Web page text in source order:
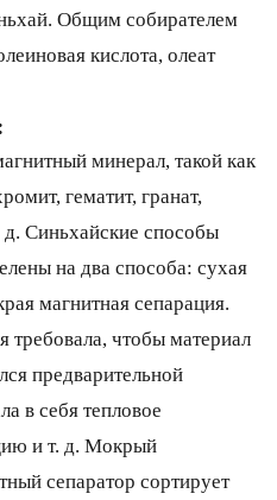
Общим собирателем
кислота, олеат
минерал, такой как
гематит, гранат,
Синьхайские способы
на два способа: сухая
магнитная сепарация.
требовала, чтобы материал
предварительной
в себя тепловое
и т. д. Мокрый
сепаратор сортирует